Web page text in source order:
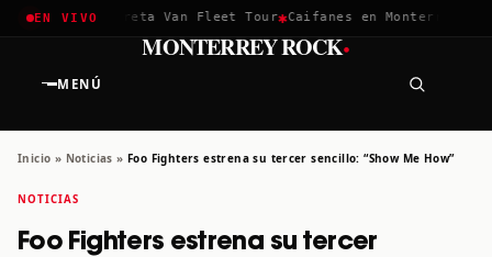
EN VIVO
2026✱Greta Van Fleet Tour✱Caifanes en Monterrey · 12
MENÚ
MONTERREY ROCK·
Inicio » Noticias » Foo Fighters estrena su tercer sencillo: “Show Me How”
NOTICIAS
Foo Fighters estrena su tercer